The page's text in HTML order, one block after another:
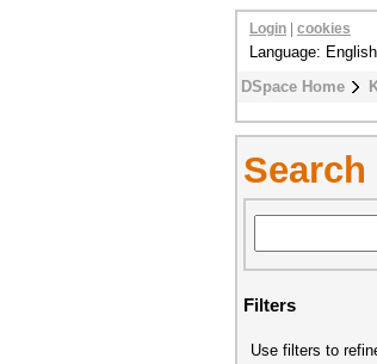
DSpace Home
Login cookies
Language: English
Search
Filters
Use filters to